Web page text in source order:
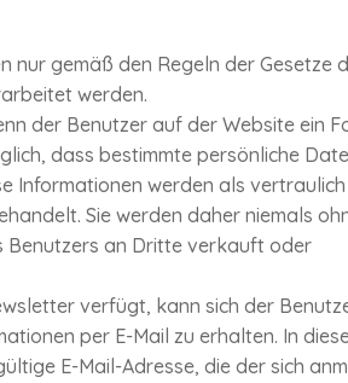
nur gemäß den Regeln der Gesetze
werden.
der Benutzer auf der Website ein
dass bestimmte persönliche
Informationen werden als vertraulich
Sie werden daher niemals
Benutzers an Dritte verkauft oder
verfügt, kann sich der
per E-Mail zu erhalten. In
E-Mail-Adresse, die der sich